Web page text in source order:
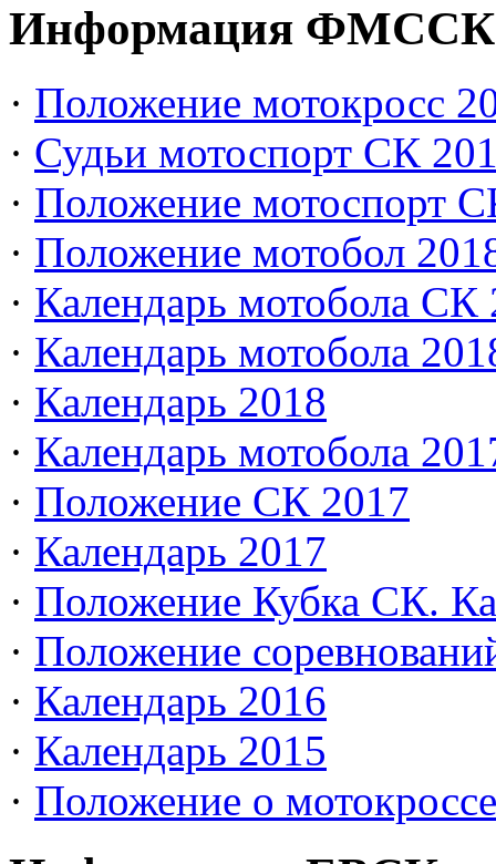
Информация ФМССК
· Положение мотокросс
· Судьи мотоспорт СК
· Положение мотоспорт
· Положение мотобол
· Календарь мотобола СК
· Календарь мотобола
· Календарь 2018
· Календарь мотобола
· Положение СК 2017
· Календарь 2017
· Положение Кубка СК.
· Положение
· Календарь 2016
· Календарь 2015
· Положение о